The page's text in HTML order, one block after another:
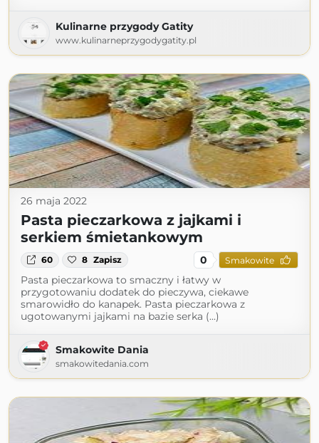
Kulinarne przygody Gatity
www.kulinarneprzygodygatity.pl
26 maja 2022
Pasta pieczarkowa z jajkami i
serkiem śmietankowym
60 8 Zapisz 0 Smakowite
Pasta pieczarkowa to smaczny i łatwy w
przygotowaniu dodatek do pieczywa, ciekawe
smarowidło do kanapek. Pasta pieczarkowa z
ugotowanymi jajkami na bazie serka (...)
Smakowite Dania
smakowitedania.com